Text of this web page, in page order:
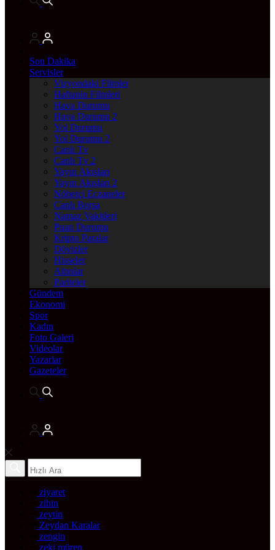
Son Dakika
Servisler
Vizyondaki Filmler
Haftanin Filmleri
Hava Durumu
Hava Durumu 2
Yol Durumu
Yol Durumu 2
Canlı Tv
Canlı Tv 2
Yayın Akışları
Yayın Akışları 2
Nöbetçi Eczaneler
Canlı Borsa
Namaz Vakitleri
Puan Durumu
Kripto Paralar
Dövizler
Hisseler
Altınlar
Pariteler
Gündem
Ekonomi
Spor
Kadın
Foto Galeri
Videolar
Yazarlar
Gazeteler
ziyaret
zihin
zeytin
Zeydan Karalar
zengin
zeki müren